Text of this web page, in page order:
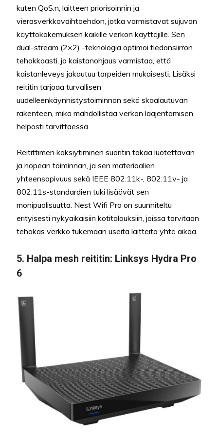
kuten QoS:n, laitteen priorisoinnin ja
vierasverkkovaihtoehdon, jotka varmistavat sujuvan
käyttökokemuksen kaikille verkon käyttäjille. Sen
dual-stream (2×2) -teknologia optimoi tiedonsiirron
tehokkaasti, ja kaistanohjaus varmistaa, että
kaistanleveys jakautuu tarpeiden mukaisesti. Lisäksi
reititin tarjoaa turvallisen
uudelleenkäynnistystoiminnon sekä skaalautuvan
rakenteen, mikä mahdollistaa verkon laajentamisen
helposti tarvittaessa.
Reitittimen kaksiytiminen suoritin takaa luotettavan
ja nopean toiminnan, ja sen materiaalien
yhteensopivuus sekä IEEE 802.11k-, 802.11v- ja
802.11s-standardien tuki lisäävät sen
monipuolisuutta. Nest Wifi Pro on suunniteltu
erityisesti nykyaikaisiin kotitalouksiin, joissa tarvitaan
tehokas verkko tukemaan useita laitteita yhtä aikaa.
5. Halpa mesh reititin: Linksys Hydra Pro
6